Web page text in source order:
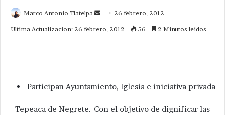
Marco Antonio Tlatelpa
Send 26 febrero, 2012
Ultima Actualizacion: 26 febrero, 2012 56 2 Minutos leidos
Participan Ayuntamiento, Iglesia e iniciativa privada
Tepeaca de Negrete.-Con el objetivo de dignificar las